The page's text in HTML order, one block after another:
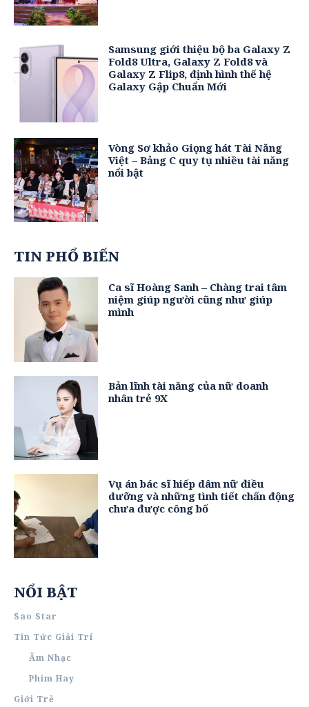
Samsung giới thiệu bộ ba Galaxy Z
Fold8 Ultra, Galaxy Z Fold8 và
Galaxy Z Flip8, định hình thế hệ
Galaxy Gập Chuẩn Mới
Vòng Sơ khảo Giọng hát Tài Năng
Việt – Bảng C quy tụ nhiều tài năng
nổi bật
TIN PHỔ BIẾN
Ca sĩ Hoàng Sanh – Chàng trai tâm
niệm giúp người cũng như giúp
mình
Bản lĩnh tài năng của nữ doanh
nhân trẻ 9X
Vụ án bác sĩ hiếp dâm nữ điều
dưỡng và những tình tiết chấn động
chưa được công bố
NỔI BẬT
Sao Star
Tin Tức Giải Trí
Âm Nhạc
Phim Hay
Giới Trẻ